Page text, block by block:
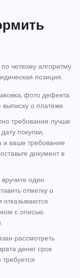
четкому алгоритму.
позиция.
фото дефекта.
выписку о платеже.
требования лучше
покупки,
и ваше требование
документ в
один
отметку о
отказываются
с описью
рассмотреть
денег срок